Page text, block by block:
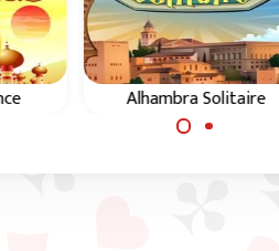
Alhambra Solitaire
Difícil juego de cartas en